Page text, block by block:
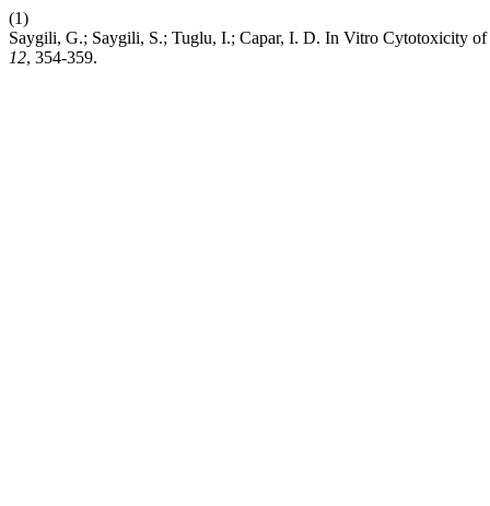
(1)
Saygili, G.; Saygili, S.; Tuglu, I.; Capar, I. D. In Vitro Cytotoxicity
12, 354-359.